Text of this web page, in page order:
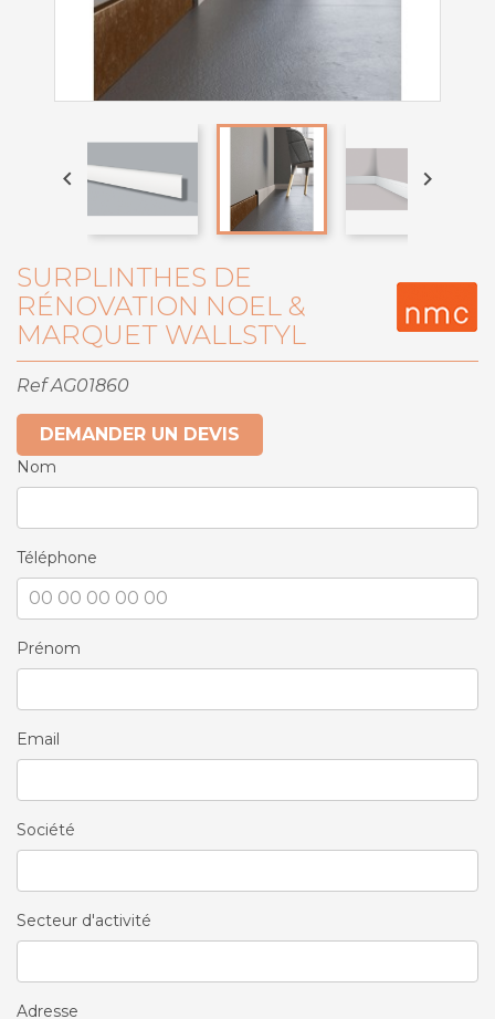
 
SURPLINTHES DE
RÉNOVATION NOEL &
MARQUET WALLSTYL
Ref AG01860
DEMANDER UN DEVIS
Nom
Téléphone
Prénom
Email
Société
Secteur d'activité
Adresse